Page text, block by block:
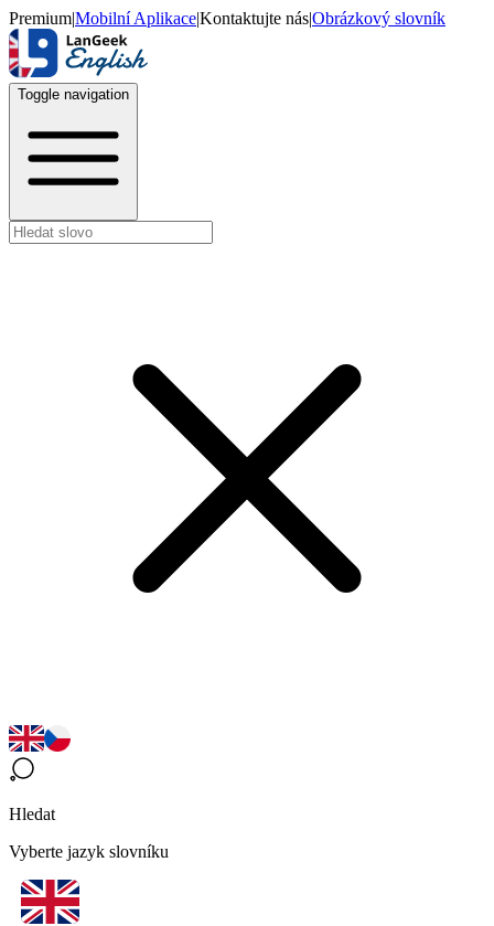
Premium|Mobilní Aplikace|Kontaktujte nás|Obrázkový slovník
Toggle navigation
Hledat
Vyberte jazyk slovníku